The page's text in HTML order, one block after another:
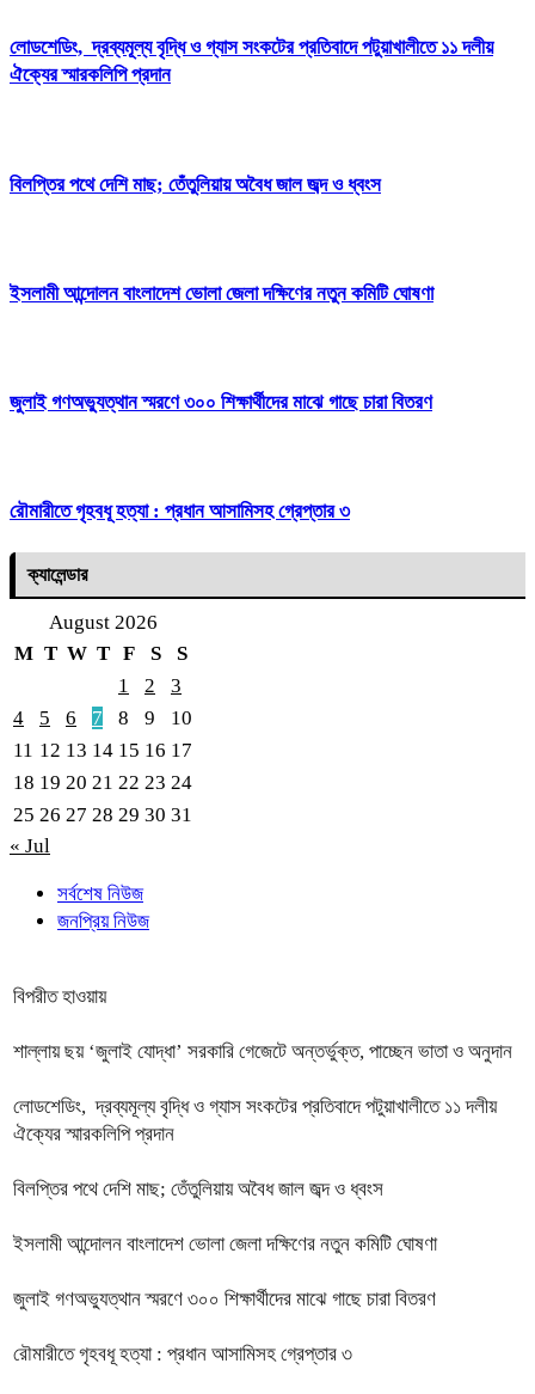
লোডশেডিং, দ্রব্যমূল্য বৃদ্ধি ও গ্যাস সংকটের প্রতিবাদে পটুয়াখালীতে ১১ দলীয়
ঐক্যের স্মারকলিপি প্রদান
বিলপ্তির পথে দেশি মাছ; তেঁতুলিয়ায় অবৈধ জাল জব্দ ও ধ্বংস
ইসলামী আন্দোলন বাংলাদেশ ভোলা জেলা দক্ষিণের নতুন কমিটি ঘোষণা
জুলাই গণঅভ্যুত্থান স্মরণে ৩০০ শিক্ষার্থীদের মাঝে গাছে চারা বিতরণ
রৌমারীতে গৃহবধূ হত্যা : প্রধান আসামিসহ গ্রেপ্তার ৩
ক্যালেন্ডার
August 2026
M T W T F S
S
1
2
3
4
5 6 7 8 9
10
11 12 13 14 15 16 17
18 19 20 21 22 23 24
25 26 27 28 29 30 31
« Jul
সর্বশেষ নিউজ
জনপ্রিয় নিউজ
বিপরীত হাওয়ায়
শাল্লায় ছয় ‘জুলাই যোদ্ধা’ সরকারি গেজেটে অন্তর্ভুক্ত, পাচ্ছেন ভাতা ও অনুদান
লোডশেডিং, দ্রব্যমূল্য বৃদ্ধি ও গ্যাস সংকটের প্রতিবাদে পটুয়াখালীতে ১১ দলীয়
ঐক্যের স্মারকলিপি প্রদান
বিলপ্তির পথে দেশি মাছ; তেঁতুলিয়ায় অবৈধ জাল জব্দ ও ধ্বংস
ইসলামী আন্দোলন বাংলাদেশ ভোলা জেলা দক্ষিণের নতুন কমিটি ঘোষণা
জুলাই গণঅভ্যুত্থান স্মরণে ৩০০ শিক্ষার্থীদের মাঝে গাছে চারা বিতরণ
রৌমারীতে গৃহবধূ হত্যা : প্রধান আসামিসহ গ্রেপ্তার ৩